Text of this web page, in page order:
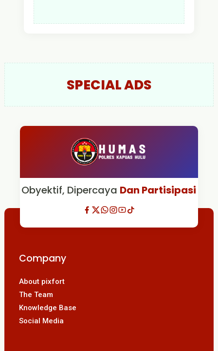
SPECIAL ADS
Obyektif, Dipercaya Dan Partisipasi
Company
About pixfort
The Team
Knowledge Base
Social Media